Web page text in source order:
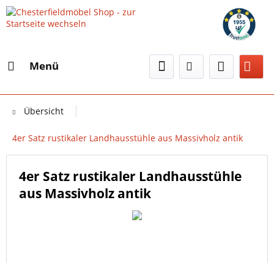
Menü
Übersicht
4er Satz rustikaler Landhausstühle aus Massivholz antik
4er Satz rustikaler Landhausstühle
aus Massivholz antik